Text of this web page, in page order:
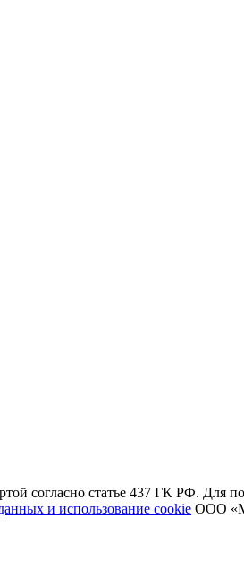
согласно статье 437 ГК РФ. Для
и использование сookie ООО